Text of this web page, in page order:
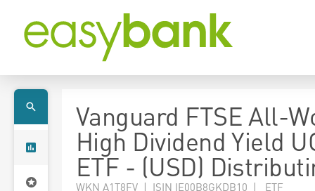
Vanguard FTSE All-
High Dividend Yield
ETF - (USD)
WKN A1T8FV | ISIN IE00B8GKDB10 | ETF